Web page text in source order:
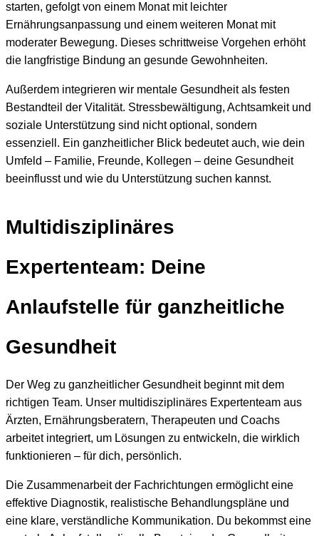
starten, gefolgt von einem Monat mit leichter
Ernährungsanpassung und einem weiteren Monat mit
moderater Bewegung. Dieses schrittweise Vorgehen erhöht
die langfristige Bindung an gesunde Gewohnheiten.
Außerdem integrieren wir mentale Gesundheit als festen
Bestandteil der Vitalität. Stressbewältigung, Achtsamkeit und
soziale Unterstützung sind nicht optional, sondern
essenziell. Ein ganzheitlicher Blick bedeutet auch, wie dein
Umfeld – Familie, Freunde, Kollegen – deine Gesundheit
beeinflusst und wie du Unterstützung suchen kannst.
Multidisziplinäres
Expertenteam: Deine
Anlaufstelle für ganzheitliche
Gesundheit
Der Weg zu ganzheitlicher Gesundheit beginnt mit dem
richtigen Team. Unser multidisziplinäres Expertenteam aus
Ärzten, Ernährungsberatern, Therapeuten und Coachs
arbeitet integriert, um Lösungen zu entwickeln, die wirklich
funktionieren – für dich, persönlich.
Die Zusammenarbeit der Fachrichtungen ermöglicht eine
effektive Diagnostik, realistische Behandlungspläne und
eine klare, verständliche Kommunikation. Du bekommst eine